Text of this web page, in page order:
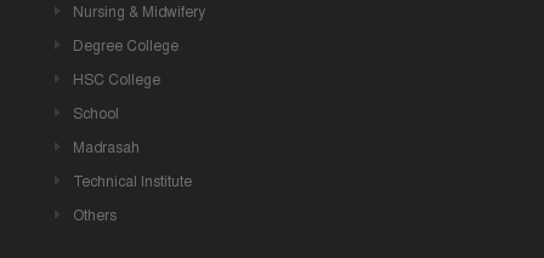
Nursing & Midwifery
Degree College
HSC College
School
Madrasah
Technical Institute
Others